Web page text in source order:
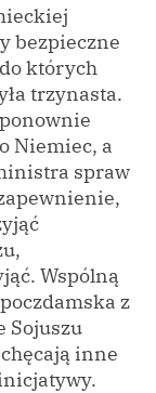
bezpieczne
których
trzynasta.
Niemiec, a
spraw
Wspólną
z
Sojuszu
inne